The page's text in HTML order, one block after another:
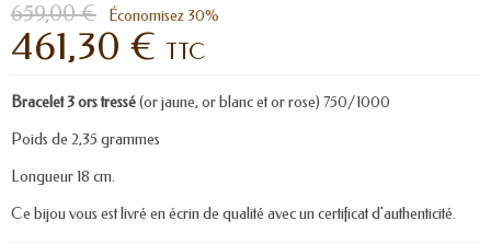
659,00 € Économisez 30%
461,30 € TTC
Bracelet 3 ors tressé(or jaune, or blanc et or rose) 750/1000
Poids de 2,35 grammes
Longueur 18 cm.
Ce bijou vous est livré en écrin de qualité avec un certificat d'authenticité.